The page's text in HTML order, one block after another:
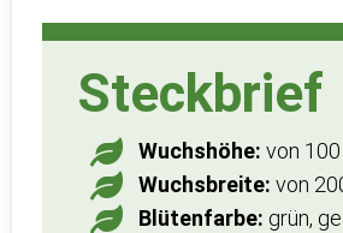
Steckbrief
Wuchshöhe: von
Wuchsbreite: von
Blütenfarbe: grün,